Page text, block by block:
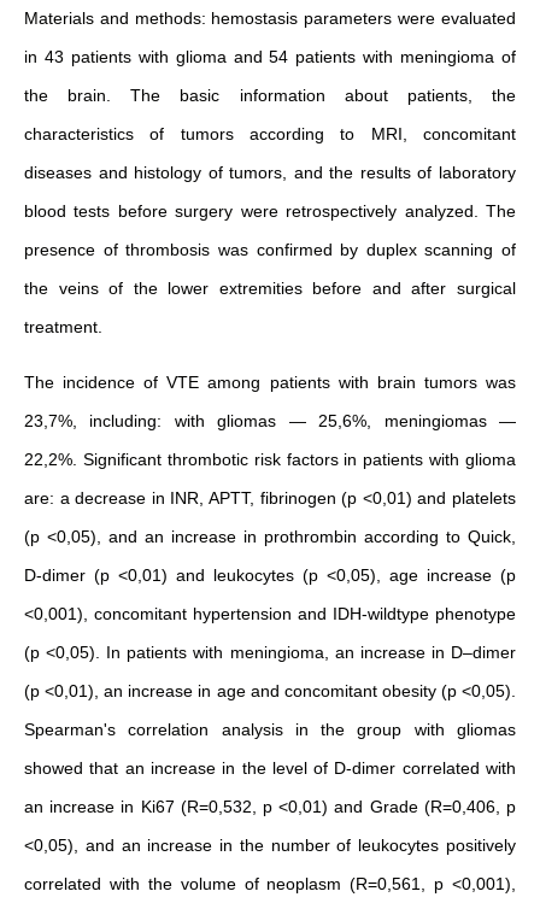
Materials and methods: hemostasis parameters were evaluated
in 43 patients with glioma and 54 patients with meningioma of
the brain. The basic information about patients, the
characteristics of tumors according to MRI, concomitant
diseases and histology of tumors, and the results of laboratory
blood tests before surgery were retrospectively analyzed. The
presence of thrombosis was confirmed by duplex scanning of
the veins of the lower extremities before and after surgical
treatment.
The incidence of VTE among patients with brain tumors was
23,7%, including: with gliomas — 25,6%, meningiomas —
22,2%. Significant thrombotic risk factors in patients with glioma
are: a decrease in INR, APTT, fibrinogen (p <0,01) and platelets
(p <0,05), and an increase in prothrombin according to Quick,
D-dimer (p <0,01) and leukocytes (p <0,05), age increase (p
<0,001), concomitant hypertension and IDH-wildtype phenotype
(p <0,05). In patients with meningioma, an increase in D–dimer
(p <0,01), an increase in age and concomitant obesity (p <0,05).
Spearman's correlation analysis in the group with gliomas
showed that an increase in the level of D-dimer correlated with
an increase in Ki67 (R=0,532, p <0,01) and Grade (R=0,406, p
<0,05), and an increase in the number of leukocytes positively
correlated with the volume of neoplasm (R=0,561, p <0,001),